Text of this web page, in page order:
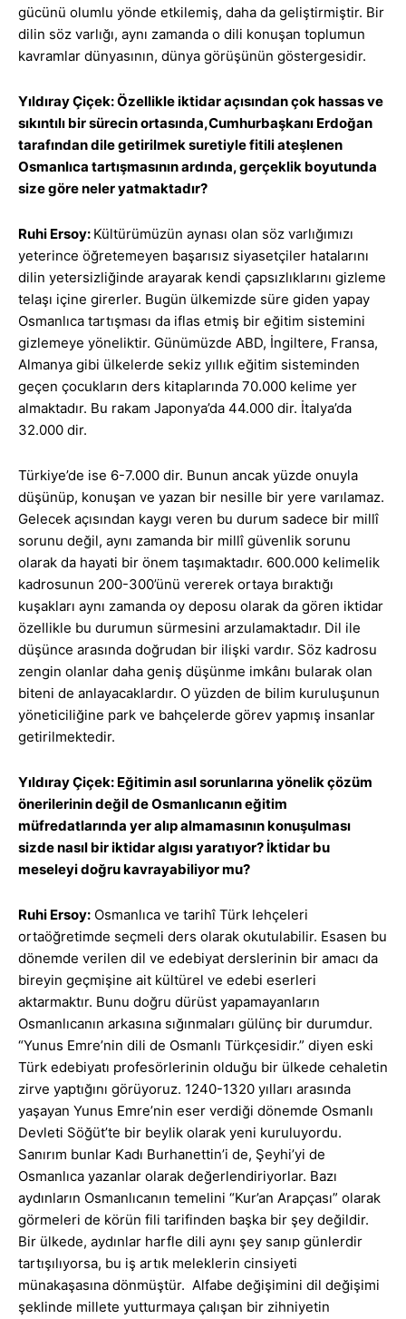
gücünü olumlu yönde etkilemiş, daha da geliştirmiştir. Bir
dilin söz varlığı, aynı zamanda o dili konuşan toplumun
kavramlar dünyasının, dünya görüşünün göstergesidir.
Yıldıray Çiçek: Özellikle iktidar açısından çok hassas ve
sıkıntılı bir sürecin ortasında,Cumhurbaşkanı Erdoğan
tarafından dile getirilmek suretiyle fitili ateşlenen
Osmanlıca tartışmasının ardında, gerçeklik boyutunda
size göre neler yatmaktadır?
Ruhi Ersoy: Kültürümüzün aynası olan söz varlığımızı
yeterince öğretemeyen başarısız siyasetçiler hatalarını
dilin yetersizliğinde arayarak kendi çapsızlıklarını gizleme
telaşı içine girerler. Bugün ülkemizde süre giden yapay
Osmanlıca tartışması da iflas etmiş bir eğitim sistemini
gizlemeye yöneliktir. Günümüzde ABD, İngiltere, Fransa,
Almanya gibi ülkelerde sekiz yıllık eğitim sisteminden
geçen çocukların ders kitaplarında 70.000 kelime yer
almaktadır. Bu rakam Japonya’da 44.000 dir. İtalya’da
32.000 dir.
Türkiye’de ise 6-7.000 dir. Bunun ancak yüzde onuyla
düşünüp, konuşan ve yazan bir nesille bir yere varılamaz.
Gelecek açısından kaygı veren bu durum sadece bir millî
sorunu değil, aynı zamanda bir millî güvenlik sorunu
olarak da hayati bir önem taşımaktadır. 600.000 kelimelik
kadrosunun 200-300’ünü vererek ortaya bıraktığı
kuşakları aynı zamanda oy deposu olarak da gören iktidar
özellikle bu durumun sürmesini arzulamaktadır. Dil ile
düşünce arasında doğrudan bir ilişki vardır. Söz kadrosu
zengin olanlar daha geniş düşünme imkânı bularak olan
biteni de anlayacaklardır. O yüzden de bilim kuruluşunun
yöneticiliğine park ve bahçelerde görev yapmış insanlar
getirilmektedir.
Yıldıray Çiçek: Eğitimin asıl sorunlarına yönelik çözüm
önerilerinin değil de Osmanlıcanın eğitim
müfredatlarında yer alıp almamasının konuşulması
sizde nasıl bir iktidar algısı yaratıyor? İktidar bu
meseleyi doğru kavrayabiliyor mu?
Ruhi Ersoy: Osmanlıca ve tarihî Türk lehçeleri
ortaöğretimde seçmeli ders olarak okutulabilir. Esasen bu
dönemde verilen dil ve edebiyat derslerinin bir amacı da
bireyin geçmişine ait kültürel ve edebi eserleri
aktarmaktır. Bunu doğru dürüst yapamayanların
Osmanlıcanın arkasına sığınmaları gülünç bir durumdur.
“Yunus Emre’nin dili de Osmanlı Türkçesidir.” diyen eski
Türk edebiyatı profesörlerinin olduğu bir ülkede cehaletin
zirve yaptığını görüyoruz. 1240-1320 yılları arasında
yaşayan Yunus Emre’nin eser verdiği dönemde Osmanlı
Devleti Söğüt’te bir beylik olarak yeni kuruluyordu.
Sanırım bunlar Kadı Burhanettin’i de, Şeyhi’yi de
Osmanlıca yazanlar olarak değerlendiriyorlar. Bazı
aydınların Osmanlıcanın temelini “Kur’an Arapçası” olarak
görmeleri de körün fili tarifinden başka bir şey değildir.
Bir ülkede, aydınlar harfle dili aynı şey sanıp günlerdir
tartışılıyorsa, bu iş artık meleklerin cinsiyeti
münakaşasına dönmüştür. Alfabe değişimini dil değişimi
şeklinde millete yutturmaya çalışan bir zihniyetin